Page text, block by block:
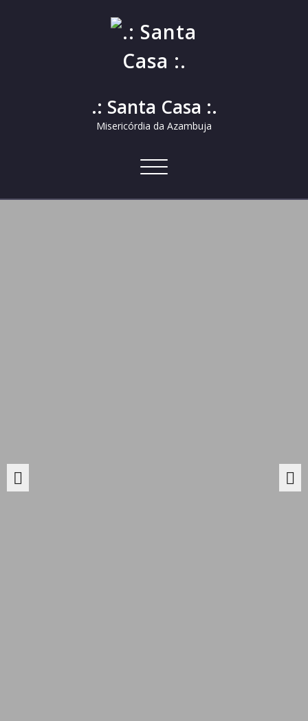
.: Santa Casa :.
Misericórdia da Azambuja
Alternar
navegação